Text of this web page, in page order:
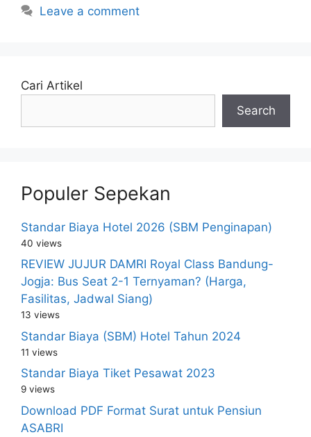
Leave a comment
Cari Artikel
Search
Populer Sepekan
Standar Biaya Hotel 2026 (SBM Penginapan)
40 views
REVIEW JUJUR DAMRI Royal Class Bandung-
Jogja: Bus Seat 2-1 Ternyaman? (Harga,
Fasilitas, Jadwal Siang)
13 views
Standar Biaya (SBM) Hotel Tahun 2024
11 views
Standar Biaya Tiket Pesawat 2023
9 views
Download PDF Format Surat untuk Pensiun
ASABRI